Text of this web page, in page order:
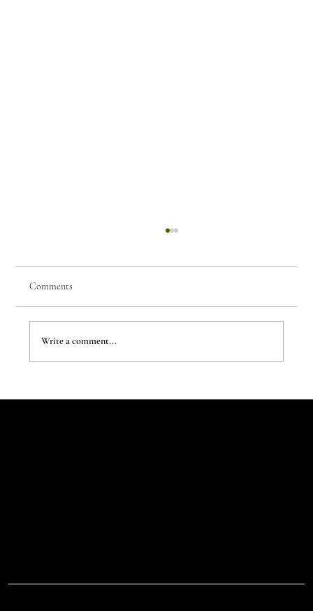
The Evergreen Sindroms by Hej Studio
Comments
Write a comment...